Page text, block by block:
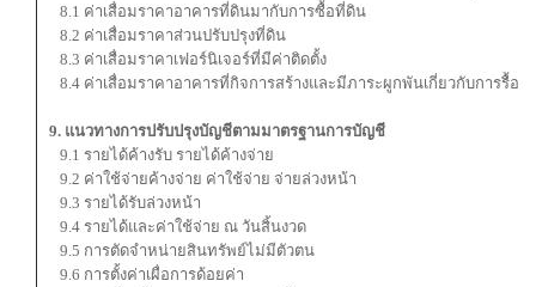
8.1 ค่าเสื่อมราคาอาคารที่ดินมากับการซื้อที่ดิน
8.2 ค่าเสื่อมราคาส่วนปรับปรุงที่ดิน
8.3 ค่าเสื่อมราคาเฟอร์นิเจอร์ที่มีค่าติดตั้ง
8.4 ค่าเสื่อมราคาอาคารที่กิจการสร้างและมีภาระผูกพันเกี่ยวกับการรื้อถ
9. แนวทางการปรับปรุงบัญชีตามมาตรฐานการบัญชี
9.1 รายได้ค้างรับ รายได้ค้างจ่าย
9.2 ค่าใช้จ่ายค้างจ่าย ค่าใช้จ่าย จ่ายล่วงหน้า
9.3 รายได้รับล่วงหน้า
9.4 รายได้และค่าใช้จ่าย ณ วันสิ้นงวด
9.5 การตัดจำหน่ายสินทรัพย์ไม่มีตัวตน
9.6 การตั้งค่าเผื่อการด้อยค่า